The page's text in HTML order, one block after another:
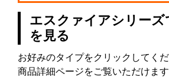
エスクァイアシリー
を見る
お好みのタイプをクリックしてくだ
商品詳細ページをご覧いただけます